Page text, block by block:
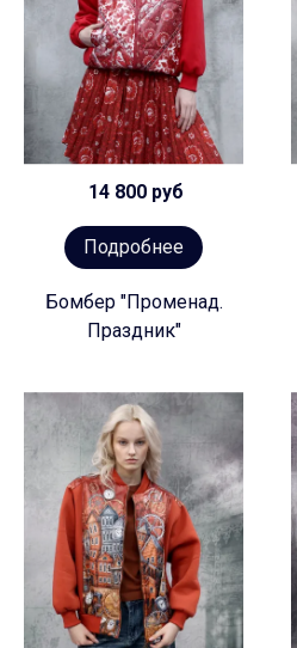
14 800 руб
Подробнее
Бомбер "Променад.
Праздник"